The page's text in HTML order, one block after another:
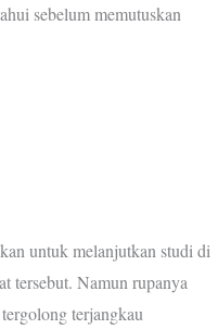
sebelum memutuskan
untuk melanjutkan studi di
tersebut. Namun rupanya
terjangkau